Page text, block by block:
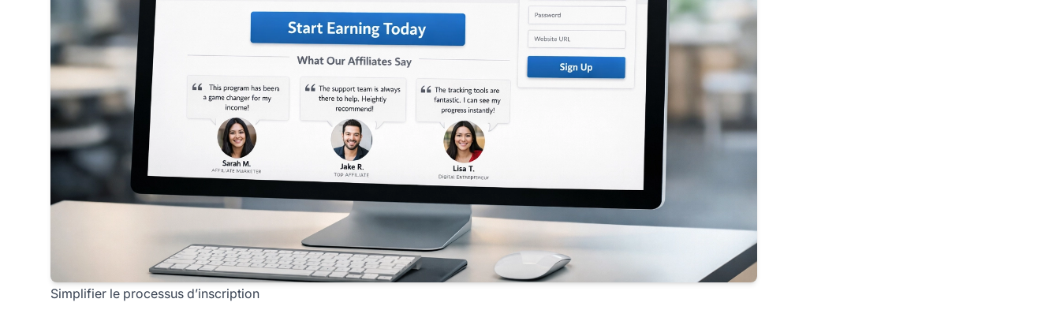
Simplifier le processus d’inscription